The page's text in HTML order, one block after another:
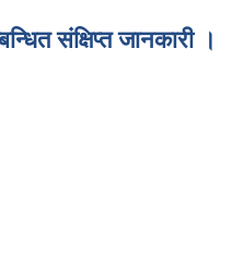
संक्षिप्त जानकारी ।